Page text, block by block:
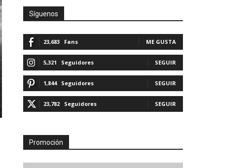
Síguenos
23,683 Fans ME GUSTA
5,321 Seguidores SEGUIR
1,844 Seguidores SEGUIR
23,782 Seguidores SEGUIR
Promoción